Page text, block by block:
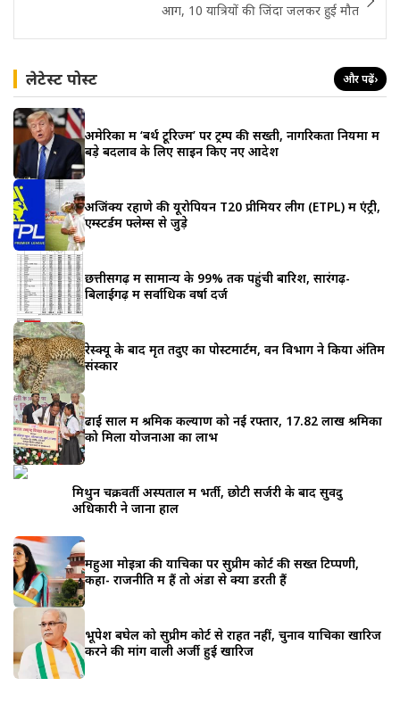
आग, 10 यात्रियों की जिंदा जलकर हुई मौत
लेटेस्ट पोस्ट और पढ़ें›
अमेरिका में ‘बर्थ टूरिज्म’ पर ट्रम्प की सख्ती, नागरिकता नियमों में
बड़े बदलाव के लिए साइन किए नए आदेश
अजिंक्य रहाणे की यूरोपियन T20 प्रीमियर लीग (ETPL) में एंट्री,
एम्स्टर्डम फ्लेम्स से जुड़े
छत्तीसगढ़ में सामान्य के 99% तक पहुंची बारिश, सारंगढ़-
बिलाईगढ़ में सर्वाधिक वर्षा दर्ज
रेस्क्यू के बाद मृत तेंदुए का पोस्टमार्टम, वन विभाग ने किया अंतिम
संस्कार
ढाई साल में श्रमिक कल्याण को नई रफ्तार, 17.82 लाख श्रमिकों
को मिला योजनाओं का लाभ
मिथुन चक्रवर्ती अस्पताल में भर्ती, छोटी सर्जरी के बाद सुवेंदु
अधिकारी ने जाना हाल
महुआ मोइत्रा की याचिका पर सुप्रीम कोर्ट की सख्त टिप्पणी,
कहा- राजनीति में हैं तो अंडों से क्यों डरती हैं
भूपेश बघेल को सुप्रीम कोर्ट से राहत नहीं, चुनाव याचिका खारिज
करने की मांग वाली अर्जी हुई खारिज